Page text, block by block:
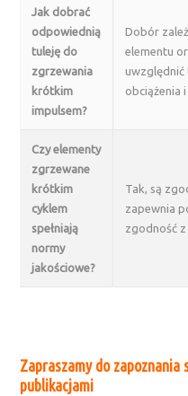
Jak dobrać
odpowiednią
tuleję do
zgrzewania
krótkim
impulsem?
Dobór
elementu
uwzględnić
obciążenia
Czy elementy
zgrzewane
krótkim
cyklem
spełniają
normy
jakościowe?
Tak, są
zapewnia
zgodność z
Zapraszamy do zapoznania
publikacjami